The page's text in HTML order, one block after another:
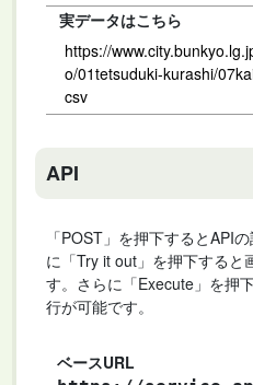
実データはこちら
https://
o/01tetsuduki-kurashi/
csv
API
「POST」を押下するとAPI
に「Try it out」を押下すると
す。さらに「Execute」を押
行が可能です。
ベースURL